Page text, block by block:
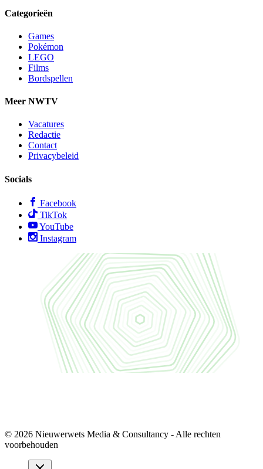
Categorieën
Games
Pokémon
LEGO
Films
Bordspellen
Meer NWTV
Vacatures
Redactie
Contact
Privacybeleid
Socials
Facebook
TikTok
YouTube
Instagram
© 2026 Nieuwerwets Media & Consultancy - Alle rechten
voorbehouden